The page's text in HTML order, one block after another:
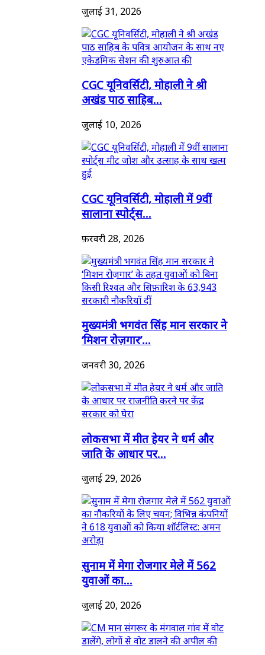
जुलाई 31, 2026
CGC यूनिवर्सिटी, मोहाली ने श्री
अखंड पाठ साहिब...
जुलाई 10, 2026
CGC यूनिवर्सिटी, मोहाली में 9वीं
सालाना स्पोर्ट्स...
फ़रवरी 28, 2026
मुख्यमंत्री भगवंत सिंह मान सरकार ने
‘मिशन रोज़गार’...
जनवरी 30, 2026
लोकसभा में मीत हेयर ने धर्म और
जाति के आधार पर...
जुलाई 29, 2026
सुनाम में मेगा रोजगार मेले में 562
युवाओं का...
जुलाई 20, 2026